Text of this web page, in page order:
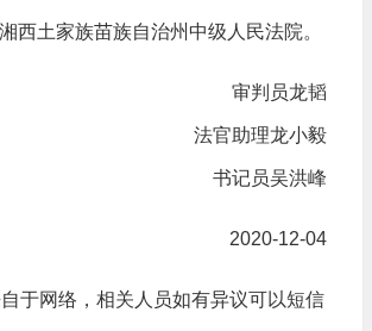
西土家族苗族自治州中级人民法院。
审判员龙韬
法官助理龙小毅
书记员吴洪峰
2020-12-04
自于网络，相关人员如有异议可以短信